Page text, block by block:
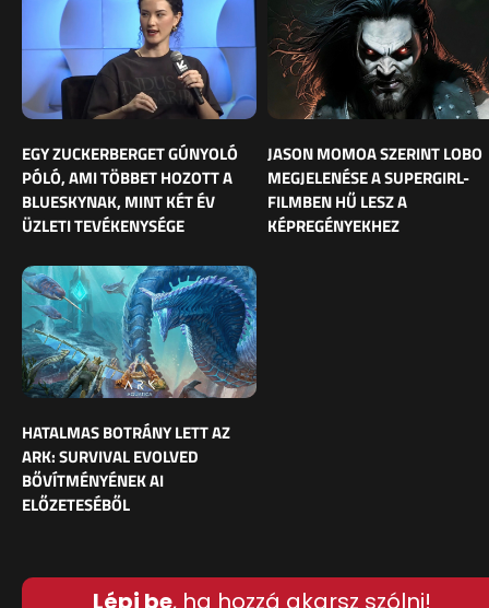
EGY ZUCKERBERGET GÚNYOLÓ
PÓLÓ, AMI TÖBBET HOZOTT A
BLUESKYNAK, MINT KÉT ÉV
ÜZLETI TEVÉKENYSÉGE
JASON MOMOA SZERINT LOBO
MEGJELENÉSE A SUPERGIRL-
FILMBEN HŰ LESZ A
KÉPREGÉNYEKHEZ
HATALMAS BOTRÁNY LETT AZ
ARK: SURVIVAL EVOLVED
BŐVÍTMÉNYÉNEK AI
ELŐZETESÉBŐL
Lépj be, ha hozzá akarsz szólni!